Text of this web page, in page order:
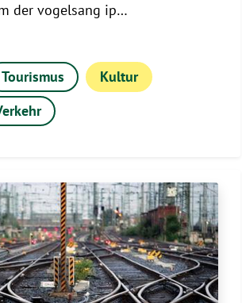
der vogelsang ip…
Tourismus
Kultur